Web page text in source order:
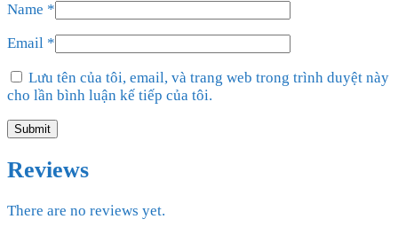
Name *
Email *
Lưu tên của tôi, email, và trang web trong trình duyệt này
cho lần bình luận kế tiếp của tôi.
Reviews
There are no reviews yet.